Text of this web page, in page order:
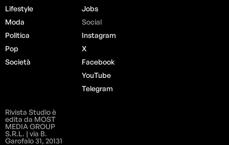
Lifestyle
Moda
Politica
Pop
Società
Jobs
Social
Instagram
X
Facebook
YouTube
Telegram
Rivista Studio è
edita da MOST
MEDIA GROUP
S.R.L. | via B.
Garofalo 31, 20131